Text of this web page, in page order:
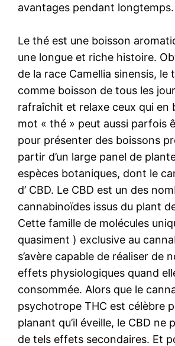
avantages pendant longtemps.
Le thé est une boisson
une longue et riche histoire.
de la race Camellia sinensis, le
comme boisson de tous les
rafraîchit et relaxe ceux qui en
mot « thé » peut aussi parfois
pour présenter des boissons
partir d’un large panel de
espèces botaniques, dont le
d’ CBD. Le CBD est un des
cannabinoïdes issus du plant
Cette famille de molécules
quasiment ) exclusive au
s’avère capable de réaliser de
effets physiologiques quand
consommée. Alors que le
psychotrope THC est célèbre
planant qu’il éveille, le CBD ne
de tels effets secondaires. Et